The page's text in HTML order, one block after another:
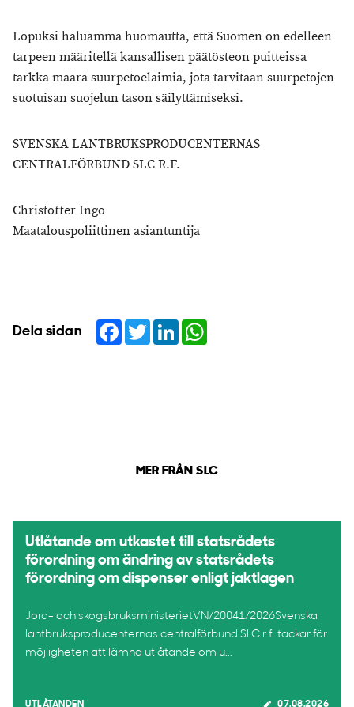
Lopuksi haluamma huomautta, että Suomen on edelleen
tarpeen määritellä kansallisen päätösteon puitteissa
tarkka määrä suurpetoeläimiä, jota tarvitaan suurpetojen
suotuisan suojelun tason säilyttämiseksi.
SVENSKA LANTBRUKSPRODUCENTERNAS
CENTRALFÖRBUND SLC R.F.
Christoffer Ingo
Maatalouspoliittinen asiantuntija
Dela sidan Facebook
TwitterLinkedIn
MER FRÅN SLC
Utlåtande om utkastet till statsrådets
förordning om ändring av statsrådets
förordning om dispenser enligt jaktlagen
Jord- och skogsbruksministerietVN/20041/2026Svenska
lantbruksproducenternas centralförbund SLC r.f. tackar för
möjligheten att lämna utlåtande om u...
UTLÅTANDEN 07.08.2026